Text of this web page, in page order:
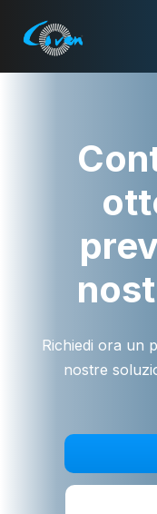
Richiedi ora un
nostre